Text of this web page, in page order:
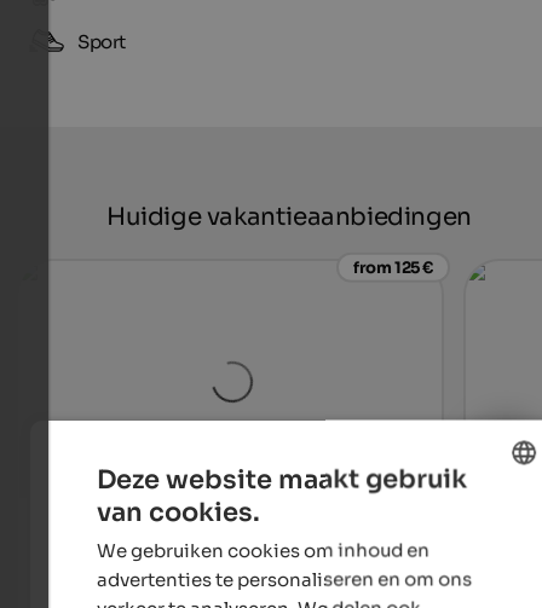
Sport
Huidige vakantieaanbiedingen
from 125 €
Falkensteiner Hotel Antholz
Experience a romantic getaway for two in our hideaway,
far away from the hustle and bustle of everyday life.
Deze website maakt gebruik
van cookies.
We gebruiken cookies om inhoud en
advertenties te personaliseren en om ons